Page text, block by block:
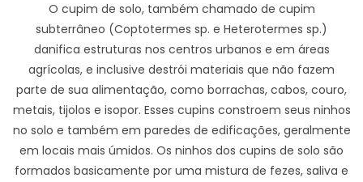
O cupim de solo, também chamado de cupim
subterrâneo (Coptotermes sp. e Heterotermes sp.)
danifica estruturas nos centros urbanos e em áreas
agrícolas, e inclusive destrói materiais que não fazem
parte de sua alimentação, como borrachas, cabos, couro,
metais, tijolos e isopor. Esses cupins constroem seus ninhos
no solo e também em paredes de edificações, geralmente
em locais mais úmidos. Os ninhos dos cupins de solo são
formados basicamente por uma mistura de fezes, saliva e